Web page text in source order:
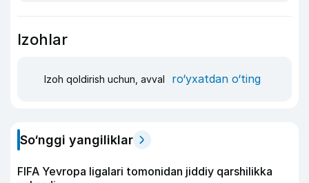
Izohlar
Izoh qoldirish uchun, avval ro‘yxatdan o‘ting
So‘nggi yangiliklar
FIFA Yevropa ligalari tomonidan jiddiy qarshilikka